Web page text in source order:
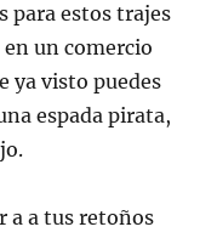
para estos trajes
un comercio
ya visto puedes
espada pirata,
a a tus retoños